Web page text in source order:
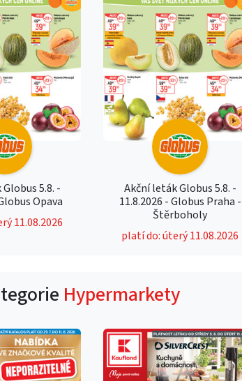
5.8. -
Opava
11.08.2026
Akční leták Globus 5.8. -
11.8.2026 - Globus Praha -
Štěrboholy
platí do: úterý 11.08.2026
Hypermarkety